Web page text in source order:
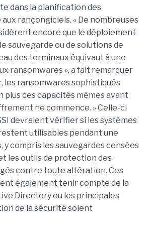
dans la planification des
rançongiciels. « De nombreuses
encore que le déploiement
sauvegarde ou de solutions de
des terminaux équivaut à une
ransomwares », a fait remarquer
les ransomwares sophistiqués
plus ces capacités mêmes avant
ne commence. » Celle-ci
devraient vérifier si les systèmes
utilisables pendant une
y compris les sauvegardes censées
les outils de protection des
contre toute altération. Ces
également tenir compte de la
Directory ou les principales
de la sécurité soient